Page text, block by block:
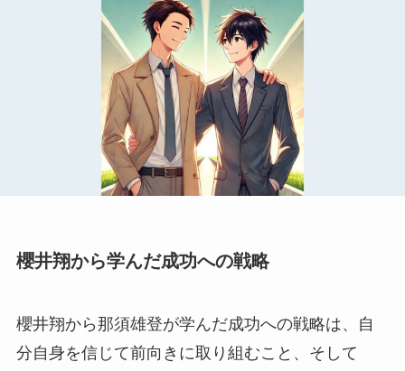
櫻井翔から学んだ成功への戦略
櫻井翔から那須雄登が学んだ成功への戦略は、自
分自身を信じて前向きに取り組むこと、そして